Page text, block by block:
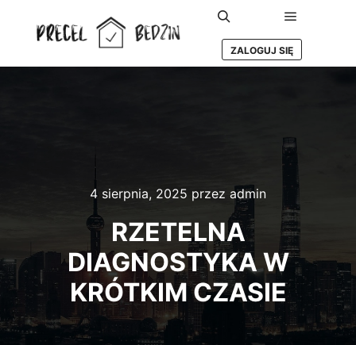
Szukaj Główne
ZALOGUJ SIĘ
4 sierpnia, 2025 przez admin
RZETELNA
DIAGNOSTYKA W
KRÓTKIM CZASIE